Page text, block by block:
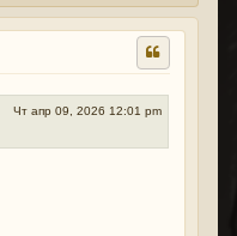
Чт апр 09, 2026 12:01 pm